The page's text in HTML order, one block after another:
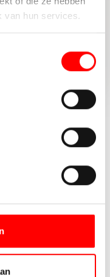
van hun services.
ONTVANGEN?